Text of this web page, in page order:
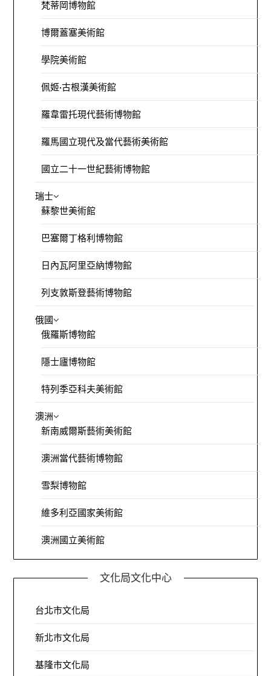
梵蒂岡博物館
博爾蓋塞美術館
學院美術館
佩姬·古根漢美術館
羅韋雷托現代藝術博物館
羅馬國立現代及當代藝術美術館
國立二十一世紀藝術博物館
瑞士
蘇黎世美術館
巴塞爾丁格利博物館
日內瓦阿里亞納博物館
列支敦斯登藝術博物館
俄國
俄羅斯博物館
隱士廬博物館
特列季亞科夫美術館
澳洲
新南威爾斯藝術美術館
澳洲當代藝術博物館
雪梨博物館
維多利亞國家美術館
澳洲國立美術館
文化局文化中心
台北市文化局
新北市文化局
基隆市文化局